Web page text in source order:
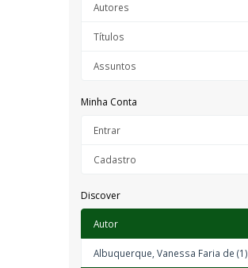
Autores
Títulos
Assuntos
Minha Conta
Entrar
Cadastro
Discover
Autor
Albuquerque, Vanessa Faria de (1)